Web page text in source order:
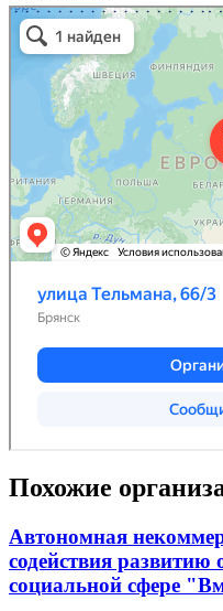
Похожие
Автономная
содействия
социальной сфере